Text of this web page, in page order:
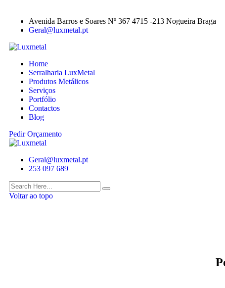
Avenida Barros e Soares Nº 367 4715 -213 Nogueira Braga
Geral@luxmetal.pt
Home
Serralharia LuxMetal
Produtos Metálicos
Serviços
Portfólio
Contactos
Blog
Pedir Orçamento
Geral@luxmetal.pt
253 097 689
Voltar ao topo